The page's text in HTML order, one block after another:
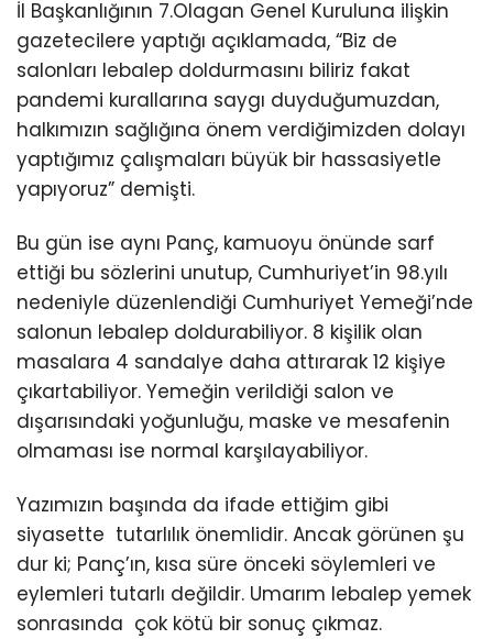
İl Başkanlığının 7.Olagan Genel Kuruluna ilişkin
gazetecilere yaptığı açıklamada, “Biz de
salonları lebalep doldurmasını biliriz fakat
pandemi kurallarına saygı duyduğumuzdan,
halkımızın sağlığına önem verdiğimizden dolayı
yaptığımız çalışmaları büyük bir hassasiyetle
yapıyoruz” demişti.
Bu gün ise aynı Panç, kamuoyu önünde sarf
ettiği bu sözlerini unutup, Cumhuriyet’in 98.yılı
nedeniyle düzenlendiği Cumhuriyet Yemeği’nde
salonun lebalep doldurabiliyor. 8 kişilik olan
masalara 4 sandalye daha attırarak 12 kişiye
çıkartabiliyor. Yemeğin verildiği salon ve
dışarısındaki yoğunluğu, maske ve mesafenin
olmaması ise normal karşılayabiliyor.
Yazımızın başında da ifade ettiğim gibi
siyasette tutarlılık önemlidir. Ancak görünen şu
dur ki; Panç’ın, kısa süre önceki söylemleri ve
eylemleri tutarlı değildir. Umarım lebalep yemek
sonrasında çok kötü bir sonuç çıkmaz.